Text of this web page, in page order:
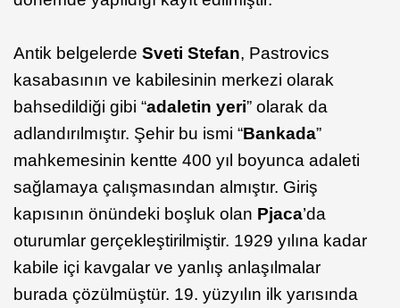
Antik belgelerde Sveti Stefan, Pastrovics
kasabasının ve kabilesinin merkezi olarak
bahsedildiği gibi “adaletin yeri” olarak da
adlandırılmıştır. Şehir bu ismi “Bankada”
mahkemesinin kentte 400 yıl boyunca adaleti
sağlamaya çalışmasından almıştır. Giriş
kapısının önündeki boşluk olan Pjaca’da
oturumlar gerçekleştirilmiştir. 1929 yılına kadar
kabile içi kavgalar ve yanlış anlaşılmalar
burada çözülmüştür. 19. yüzyılın ilk yarısında